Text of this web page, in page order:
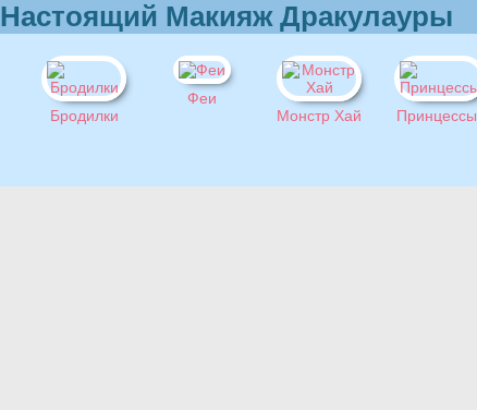
Настоящий Макияж Дракулауры
Бродилки
Феи
Монстр Хай
Принцессы